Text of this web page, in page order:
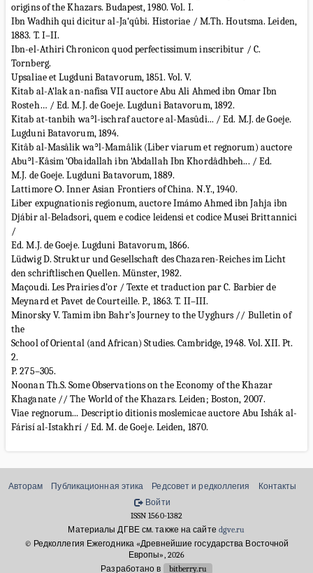
origins of the Khazars. Budapest, 1980. Vol. I.
Ibn Wadhih qui dicitur al-Ja‘qûbi. Historiae / M.Th. Houtsma. Leiden,
1883. T. I–II.
Ibn-el-Athiri Chronicon quod perfectissimum inscribitur / C.
Tornberg.
Upsaliae et Lugduni Batavorum, 1851. Vol. V.
Kitab al-A‘lak an-nafîsa VII auctore Abu Ali Ahmed ibn Omar Ibn
Rosteh… / Ed. M.J. de Goeje. Lugduni Batavorum, 1892.
Kitab at-tanbih waʾl-ischraf auctore al-Masûdi... / Ed. M.J. de Goeje.
Lugduni Batavorum, 1894.
Kitâb al-Masâlik waʾl-Mamâlik (Liber viarum et regnorum) auctore
Abuʾl-Kâsim ‘Obaidallah ibn ‘Abdallah Ibn Khordâdhbeh... / Ed.
M.J. de Goeje. Lugduni Batavorum, 1889.
Lattimore О. Inner Asian Frontiers of China. N.Y., 1940.
Liber expugnationis regionum, auctore Imámo Ahmed ibn Jahja ibn
Djábir al-Beladsori, quem e codice leidensi et codice Musei Brittannici
/
Ed. M.J. de Goeje. Lugduni Batavorum, 1866.
Lüdwig D. Struktur und Gesellschaft des Chazaren-Reiches im Licht
den schriftlischen Quellen. Münster, 1982.
Maçoudi. Les Prairies d’or / Texte et traduction par C. Barbier de
Meynard et Pavet de Courteille. P., 1863. T. II–III.
Minorsky V. Tamim ibn Bahr’s Journey to the Uyghurs // Bulletin of
the
School of Oriental (and African) Studies. Cambridge, 1948. Vol. XII. Pt.
2.
P. 275–305.
Noonan Th.S. Some Observations on the Economy of the Khazar
Khaganate // The World of the Khazars. Leiden; Boston, 2007.
Viae regnorum... Descriptio ditionis moslemicae auctore Abu Ishák al-
Fárisí al-Istakhrí / Ed. M. de Goeje. Leiden, 1870.
Авторам Публикационная этика Редсовет и редколлегия
Контакты
Войти
ISSN 1560-1382
Материалы ДГВЕ см. также на сайте dgve.ru
© Редколлегия Ежегодника «Древнейшие государства Восточной
Европы», 2026
Разработано в
bitberry.ru